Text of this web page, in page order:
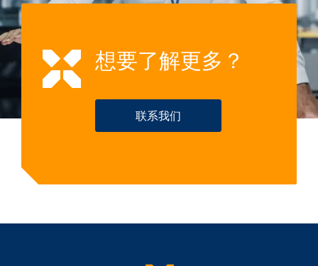
想要了解更多？
联系我们